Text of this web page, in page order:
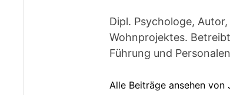
Dipl. Psychologe,
Wohnprojektes.
Führung und
Alle Beiträge ansehen